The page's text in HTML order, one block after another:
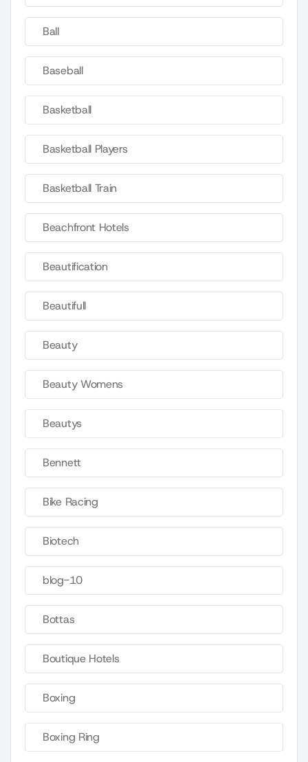
Ball
Baseball
Basketball
Basketball Players
Basketball Train
Beachfront Hotels
Beautification
Beautifull
Beauty
Beauty Womens
Beautys
Bennett
Bike Racing
Biotech
blog-10
Bottas
Boutique Hotels
Boxing
Boxing Ring